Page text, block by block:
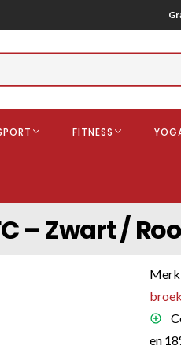
Gebitsbescherming
FITNESS
– Zwart /
Merk
en